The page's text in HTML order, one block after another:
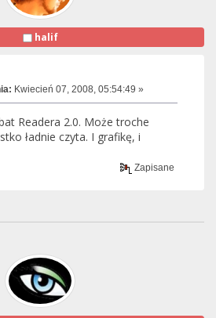
halif
Kwiecień 07, 2008, 05:54:49 »
Readera 2.0. Może troche
ładnie czyta. I grafikę, i
Zapisane